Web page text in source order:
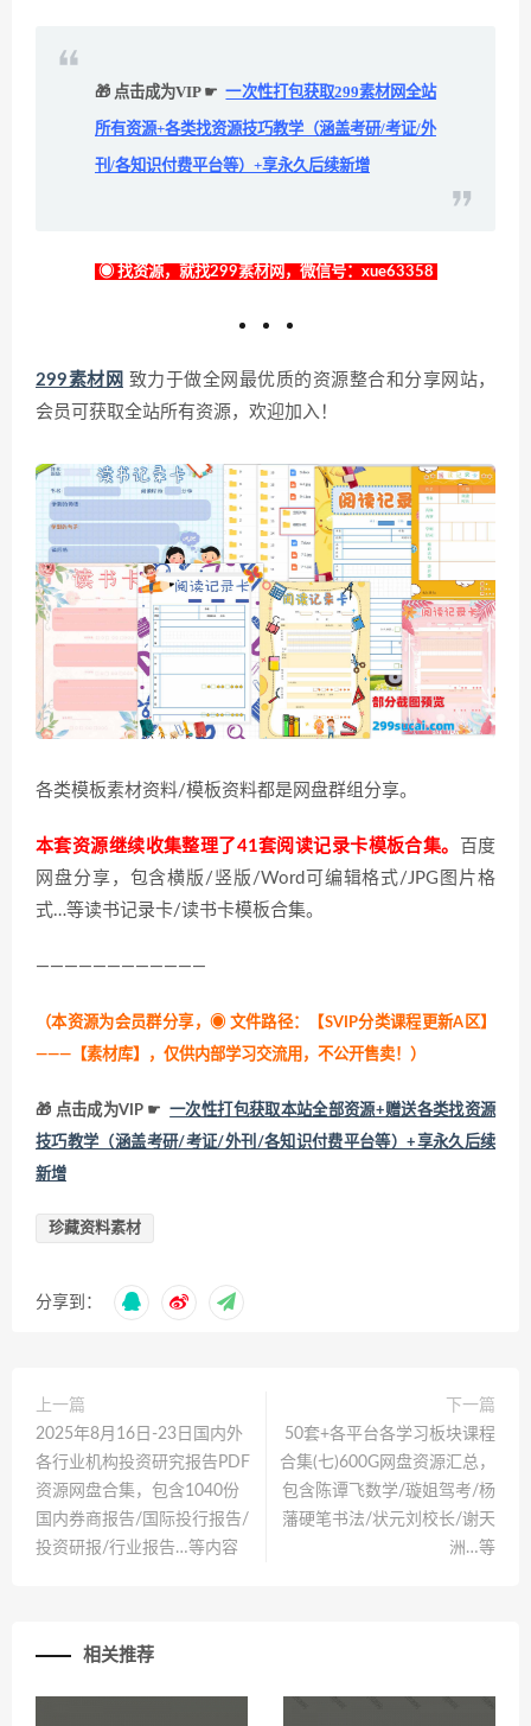
🎁 点击成为VIP ☛ 一次性打包获取299素材网全站
所有资源+各类找资源技巧教学（涵盖考研/考证/外
刊/各知识付费平台等）+享永久后续新增
◉ 找资源，就找299素材网，微信号：xue63358
299素材网 致力于做全网最优质的资源整合和分享网站，
会员可获取全站所有资源，欢迎加入！
各类模板素材资料/模板资料都是网盘群组分享。
本套资源继续收集整理了41套阅读记录卡模板合集。
百度
网盘分享，包含横版/竖版/Word可编辑格式/JPG图片格
式…等读书记录卡/读书卡模板合集。
————————————
（本资源为会员群分享， ◉ 文件路径：【SVIP分类课程更新A区】
———【素材库】，仅供内部学习交流用，不公开售卖！ ）
🎁 点击成为VIP ☛ 一次性打包获取本站全部资源+赠送各类找资源
技巧教学（涵盖考研/考证/外刊/各知识付费平台等）+享永久后续
新增
珍藏资料素材
分享到：
上一篇
2025年8月16日-23日国内外
各行业机构投资研究报告PDF
资源网盘合集，包含1040份
国内券商报告/国际投行报告/
投资研报/行业报告…等内容
下一篇
50套+各平台各学习板块课程
合集(七)600G网盘资源汇总，
包含陈谭飞数学/璇姐驾考/杨
藩硬笔书法/状元刘校长/谢天
洲…等
相关推荐